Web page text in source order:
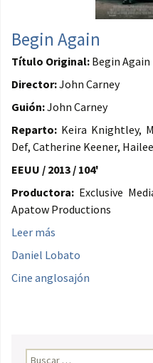
Begin Again
Título Original: Begin Again
Director:John Carney
Guión:John Carney
Reparto: Keira Knightley,
Def, Catherine Keener,
EEUU / 2013 / 104'
Productora: Exclusive
Apatow Productions
Leer más
Daniel Lobato
Cine anglosajón
Buscar: